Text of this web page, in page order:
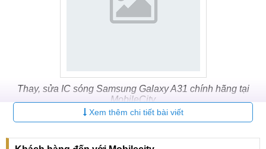
Thay, sửa IC sóng Samsung Galaxy A31 chính hãng tại
MobileCity
Thời gian sửa chữa Samsung Galaxy A31 bị mất sóng,
Xem thêm chi tiết bài viết